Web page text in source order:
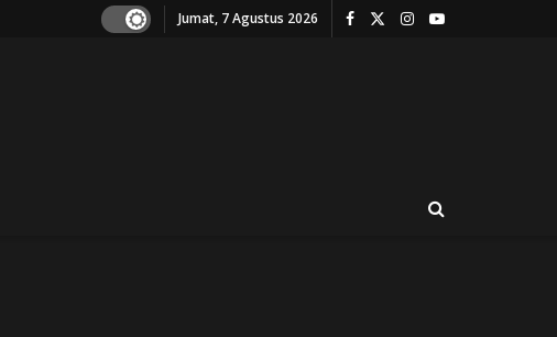
Jumat, 7 Agustus 2026